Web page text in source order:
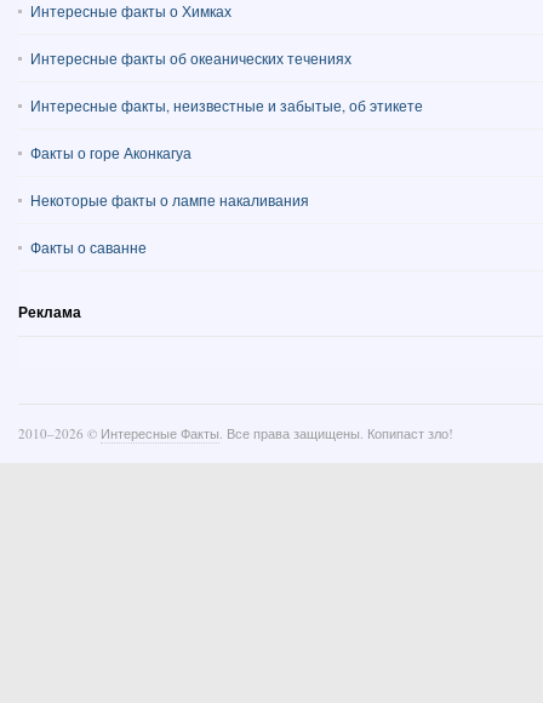
Интересные факты о Химках
Интересные факты об океанических течениях
Интересные факты, неизвестные и забытые, об этикете
Факты о горе Аконкагуа
Некоторые факты о лампе накаливания
Факты о саванне
Реклама
2010–2026 © Интересные Факты. Все права защищены. Копипаст зло!